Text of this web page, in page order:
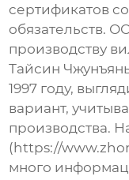
сертификатов
обязательств.
производству
Тайсин
1997 году,
вариант,
производства.
(https://
много